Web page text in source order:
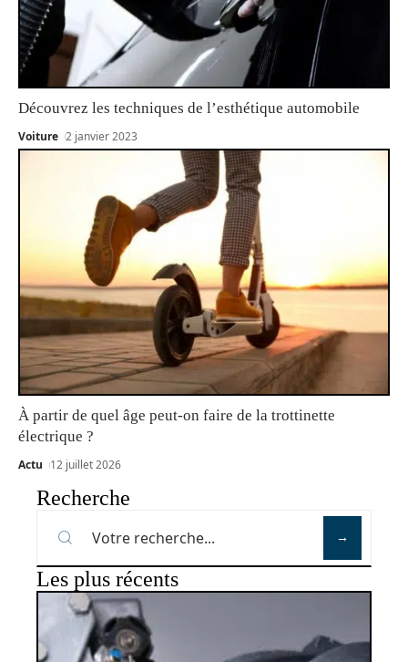
Découvrez les techniques de l’esthétique automobile
Voiture 2 janvier 2023
À partir de quel âge peut-on faire de la trottinette
électrique ?
Actu 12 juillet 2026
Recherche
Les plus récents